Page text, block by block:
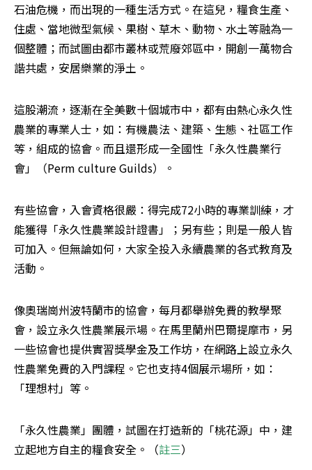
石油危機，而出現的一種生活方式。在這兒，糧食生產、
住處、當地微型氣候、果樹、草木、動物、水土等融為一
個整體；而試圖由都市叢林或荒廢郊區中，開創一萬物合
諧共處，安居樂業的淨土。
這股潮流，逐漸在全美數十個城市中，都有由熱心永久性
農業的專業人士，如：有機農法、建築、生態、社區工作
等，組成的協會。而且還形成一全國性「永久性農業行
會」（Perm culture Guilds）。
有些協會，入會資格很嚴：得完成72小時的專業訓練，才
能獲得「永久性農業設計證書」；另有些；則是一般人皆
可加入。但無論如何，大家全投入永續農業的各式教育及
活動。
像奧瑞崗州波特蘭市的協會，每月都舉辦免費的教學聚
會，設立永久性農業展示場。在馬里蘭州巴爾提摩市，另
一些協會也提供實習獎學金及工作坊，在網路上設立永久
性農業免費的入門課程。它也支持4個展示場所，如：
「理想村」等。
「永久性農業」團體，試圖在打造新的「桃花源」中，建
立起地方自主的糧食安全。（註三）